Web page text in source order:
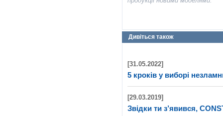
Дивіться також
[31.05.2022]
5 кроків у виборі
[29.03.2019]
Звідки ти з’явився,